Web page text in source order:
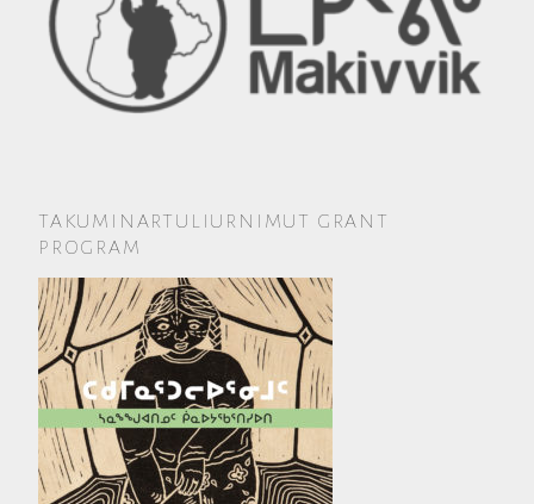
TAKUMINARTULIURNIMUT GRANT
PROGRAM